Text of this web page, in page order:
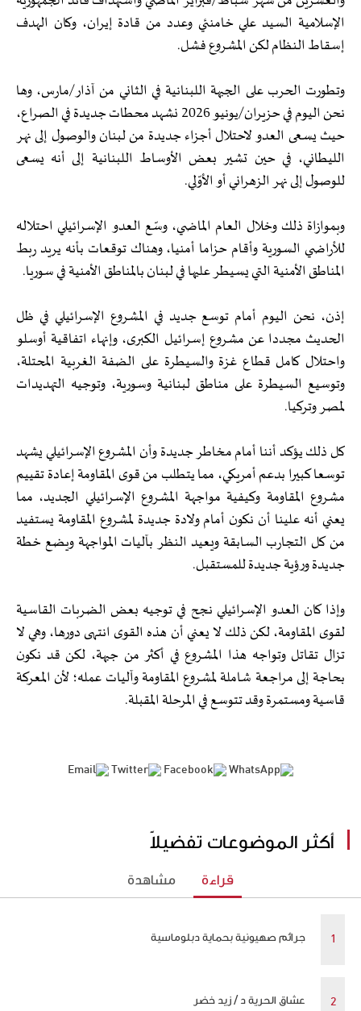
الإسلامية السيد علي خامنئي وعدد من قادة إيران، وكان الهدف
إسقاط النظام لكن المشروع فشل.
وتطورت الحرب على الجبهة اللبنانية في الثاني من آذار/مارس، وها
نحن اليوم في حزيران/يونيو 2026 نشهد محطات جديدة في الصراع،
حيث يسعى العدو لاحتلال أجزاء جديدة من لبنان والوصول إلى نهر
الليطاني، في حين تشير بعض الأوساط اللبنانية إلى أنه يسعى
للوصول إلى نهر الزهراني أو الأوّلي.
وبموازاة ذلك وخلال العام الماضي، وسّع العدو الإسرائيلي احتلاله
للأراضي السورية وأقام حزاما أمنيا، وهناك توقعات بأنه يريد ربط
المناطق الأمنية التي يسيطر عليها في لبنان بالمناطق الأمنية في سوريا.
إذن، نحن اليوم أمام توسع جديد في المشروع الإسرائيلي في ظل
الحديث مجددا عن مشروع إسرائيل الكبرى، وإنهاء اتفاقية أوسلو
واحتلال كامل قطاع غزة والسيطرة على الضفة الغربية المحتلة،
وتوسيع السيطرة على مناطق لبنانية وسورية، وتوجيه التهديدات
لمصر وتركيا.
كل ذلك يؤكد أننا أمام مخاطر جديدة وأن المشروع الإسرائيلي يشهد
توسعا كبيرا بدعم أمريكي، مما يتطلب من قوى المقاومة إعادة تقييم
مشروع المقاومة وكيفية مواجهة المشروع الإسرائيلي الجديد، مما
يعني أنه علينا أن نكون أمام ولادة جديدة لمشروع المقاومة يستفيد
من كل التجارب السابقة ويعيد النظر بآليات المواجهة ويضع خطة
جديدة ورؤية جديدة للمستقبل.
وإذا كان العدو الإسرائيلي نجح في توجيه بعض الضربات القاسية
لقوى المقاومة، لكن ذلك لا يعني أن هذه القوى انتهى دورها، وهي لا
تزال تقاتل وتواجه هذا المشروع في أكثر من جبهة، لكن قد نكون
بحاجة إلى مراجعة شاملة لمشروع المقاومة وآليات عمله؛ لأن المعركة
قاسية ومستمرة وقد تتوسع في المرحلة المقبلة.
أكثر الموضوعات تفضيلاً
قراءة مشاهدة
جرائم صهيونية بحماية دبلوماسية
عشاق الحرية د / زيد خضر